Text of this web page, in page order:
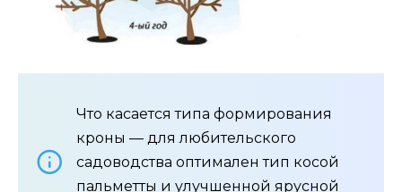
Что касается типа формирования
кроны — для любительского
садоводства оптимален тип косой
пальметты и улучшенной ярусной